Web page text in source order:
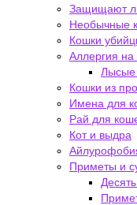
Защищают
Необычные
Кошки
Аллергия на
Лысые
Кошки из
Имена для
Рай для
Кот и выдра
Приметы и